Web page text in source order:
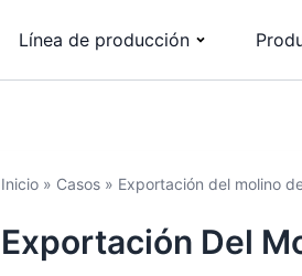
Línea de producción
Inicio » Casos » Exportación del molino
Exportación Del